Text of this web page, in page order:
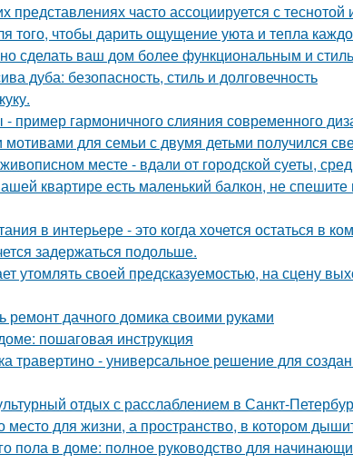
представлениях часто ассоциируется с теснотой
того, чтобы дарить ощущение уюта и тепла
сделать ваш дом более функциональным и
дуба: безопасность, стиль и долговечность
пример гармоничного слияния современного
для семьи с двумя детьми получился
месте - вдали от городской суеты,
квартире есть маленький балкон, не
в интерьере - это когда хочется остаться в
задержаться подольше.
утомлять своей предсказуемостью, на сцену
ремонт дачного домика своими руками
пошаговая инструкция
травертино - универсальное решение для
отдых с расслаблением в Санкт-
место для жизни, а пространство, в котором
пола в доме: полное руководство для